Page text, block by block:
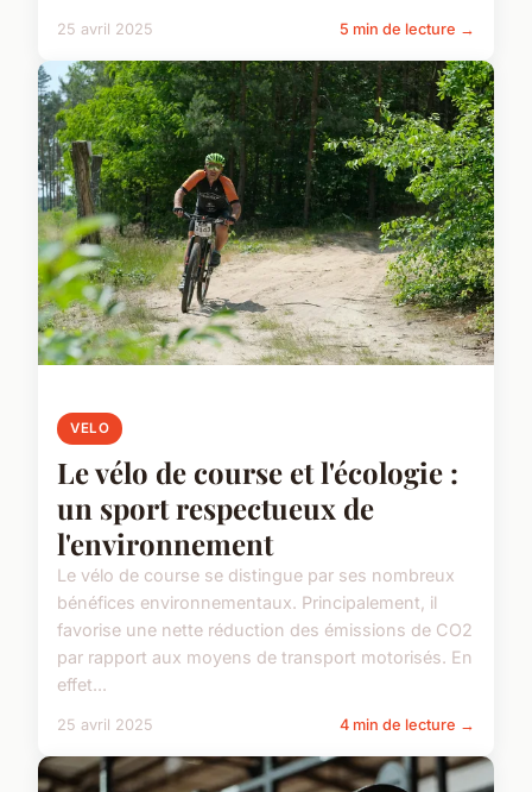
25 avril 2025 5 min de lecture →
VELO
Le vélo de course et l'écologie :
un sport respectueux de
l'environnement
Le vélo de course se distingue par ses nombreux
bénéfices environnementaux. Principalement, il
favorise une nette réduction des émissions de CO2
par rapport aux moyens de transport motorisés. En
effet...
25 avril 2025 4 min de lecture →